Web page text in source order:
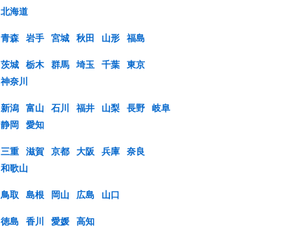
北海道
青森 岩手 宮城 秋田 山形 福島
茨城 栃木 群馬 埼玉 千葉 東京
神奈川
新潟 富山 石川 福井 山梨 長野 岐阜
静岡 愛知
三重 滋賀 京都 大阪 兵庫 奈良
和歌山
鳥取 島根 岡山 広島
山口
徳島 香川 愛媛 高知